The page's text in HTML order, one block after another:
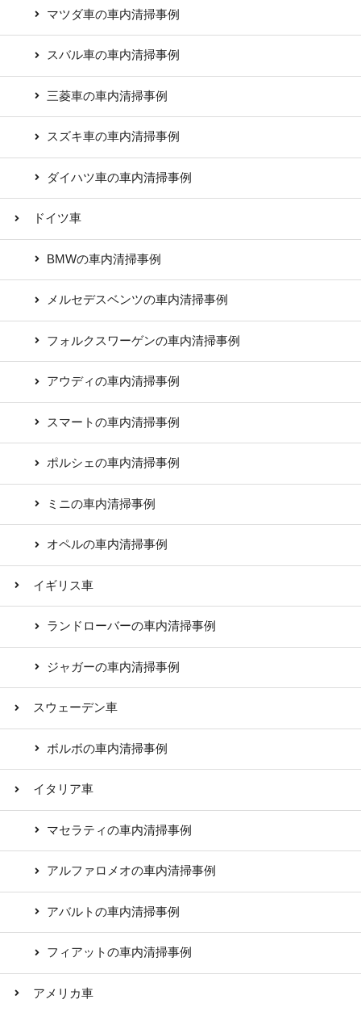
マツダ車の車内清掃事例
スバル車の車内清掃事例
三菱車の車内清掃事例
スズキ車の車内清掃事例
ダイハツ車の車内清掃事例
ドイツ車
BMWの車内清掃事例
メルセデスベンツの車内清掃事例
フォルクスワーゲンの車内清掃事例
アウディの車内清掃事例
スマートの車内清掃事例
ポルシェの車内清掃事例
ミニの車内清掃事例
オペルの車内清掃事例
イギリス車
ランドローバーの車内清掃事例
ジャガーの車内清掃事例
スウェーデン車
ボルボの車内清掃事例
イタリア車
マセラティの車内清掃事例
アルファロメオの車内清掃事例
アバルトの車内清掃事例
フィアットの車内清掃事例
アメリカ車